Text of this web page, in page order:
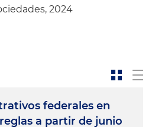
2024
federales en
a partir de junio